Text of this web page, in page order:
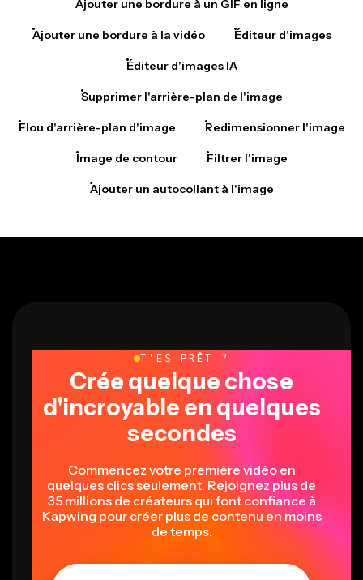
Ajouter une bordure à un GIF en ligne
Ajouter une bordure à la vidéo Éditeur d'images
Éditeur d'images IA
Supprimer l'arrière-plan de l'image
Flou d'arrière-plan d'image Redimensionner l'image
Image de contour Filtrer l'image
Ajouter un autocollant à l'image
T'ES PRÊT ?
Crée quelque chose
d'incroyable en quelques
secondes
Commencez votre première vidéo en
quelques clics seulement. Rejoignez plus de
35 millions de créateurs qui font confiance à
Kapwing pour créer plus de contenu en moins
de temps.